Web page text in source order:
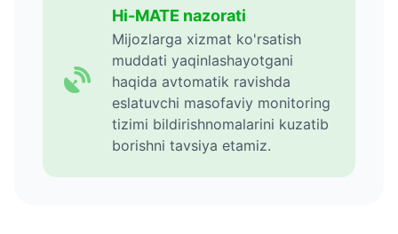
Hi-MATE nazorati
Mijozlarga xizmat ko'rsatish
muddati yaqinlashayotgani
haqida avtomatik ravishda
eslatuvchi masofaviy monitoring
tizimi bildirishnomalarini kuzatib
borishni tavsiya etamiz.